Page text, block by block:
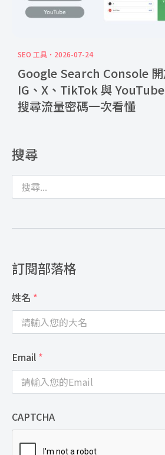
SEO 工具 2026-07-24
Google Search Console
IG、X、TikTok 與
搜尋流量密碼一次看懂
搜尋
訂閱部落格
姓名 *
Email *
CAPTCHA